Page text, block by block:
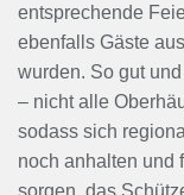
entsprechende
ebenfalls Gäste
wurden. So gut
– nicht alle
sodass sich
noch anhalten und
sorgen, das